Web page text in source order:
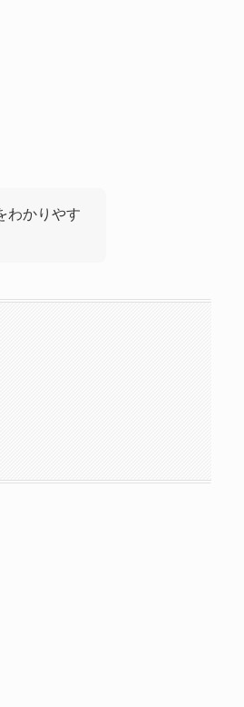
わかりやす